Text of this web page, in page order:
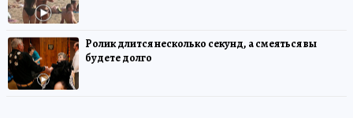
Ролик длится несколько секунд, а смеяться вы
будете долго